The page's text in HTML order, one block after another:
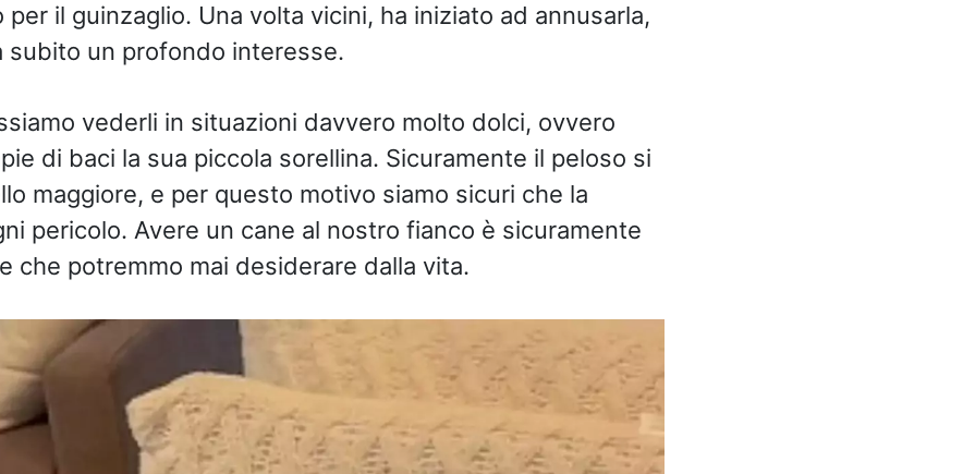
per il guinzaglio. Una volta vicini, ha iniziato ad annusarla,
subito un profondo interesse.
vederli in situazioni davvero molto dolci, ovvero
di baci la sua piccola sorellina. Sicuramente il peloso si
maggiore, e per questo motivo siamo sicuri che la
pericolo. Avere un cane al nostro fianco è sicuramente
che potremmo mai desiderare dalla vita.